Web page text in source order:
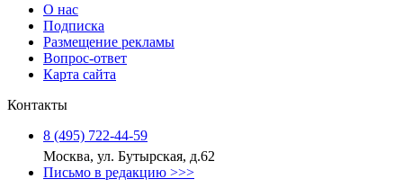
О нас
Подписка
Размещение рекламы
Вопрос-ответ
Карта сайта
Контакты
8 (495) 722‑44‑59
Москва, ул. Бутырская, д.62
Письмо в редакцию >>>